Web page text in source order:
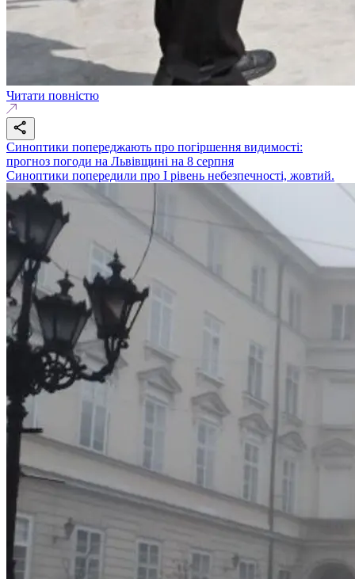
Читати повністю
Синоптики попереджають про погіршення видимості:
прогноз погоди на Львівщині на 8 серпня
Синоптики попередили про І рівень небезпечності, жовтий.